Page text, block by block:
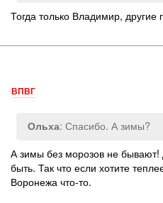
Тогда только Владимир, другие
ВПВГ
Ольха: Спасибо. А зимы?
А зимы без морозов не
быть. Так что если хотите
Воронежа что-то.